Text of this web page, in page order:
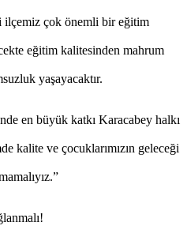
ilçemiz çok önemli bir eğitim
eğitim kalitesinden mahrum
yaşayacaktır.
en büyük katkı Karacabey halkı
kalite ve çocuklarımızın geleceği